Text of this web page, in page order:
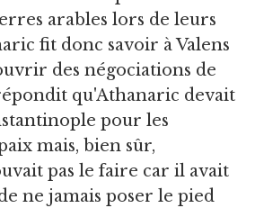
arables lors de leurs
fit donc savoir à Valens
des négociations de
qu'Athanaric devait
pour les
mais, bien sûr,
pas le faire car il avait
ne jamais poser le pied